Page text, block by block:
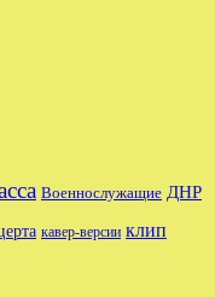
Военнослужащие ДНР
кавер-версии клип